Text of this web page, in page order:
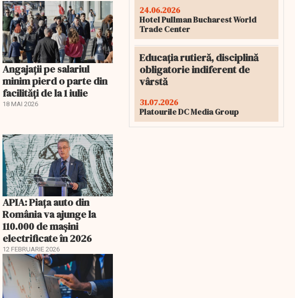
Angajații pe salariul
minim pierd o parte din
facilități de la 1 iulie
18 MAI 2026
APIA: Piața auto din
România va ajunge la
110.000 de mașini
electrificate în 2026
12 FEBRUARIE 2026
24.06.2026
Hotel Pullman Bucharest World
Trade Center
Educația rutieră, disciplină
obligatorie indiferent de
vârstă
31.07.2026
Platourile DC Media Group